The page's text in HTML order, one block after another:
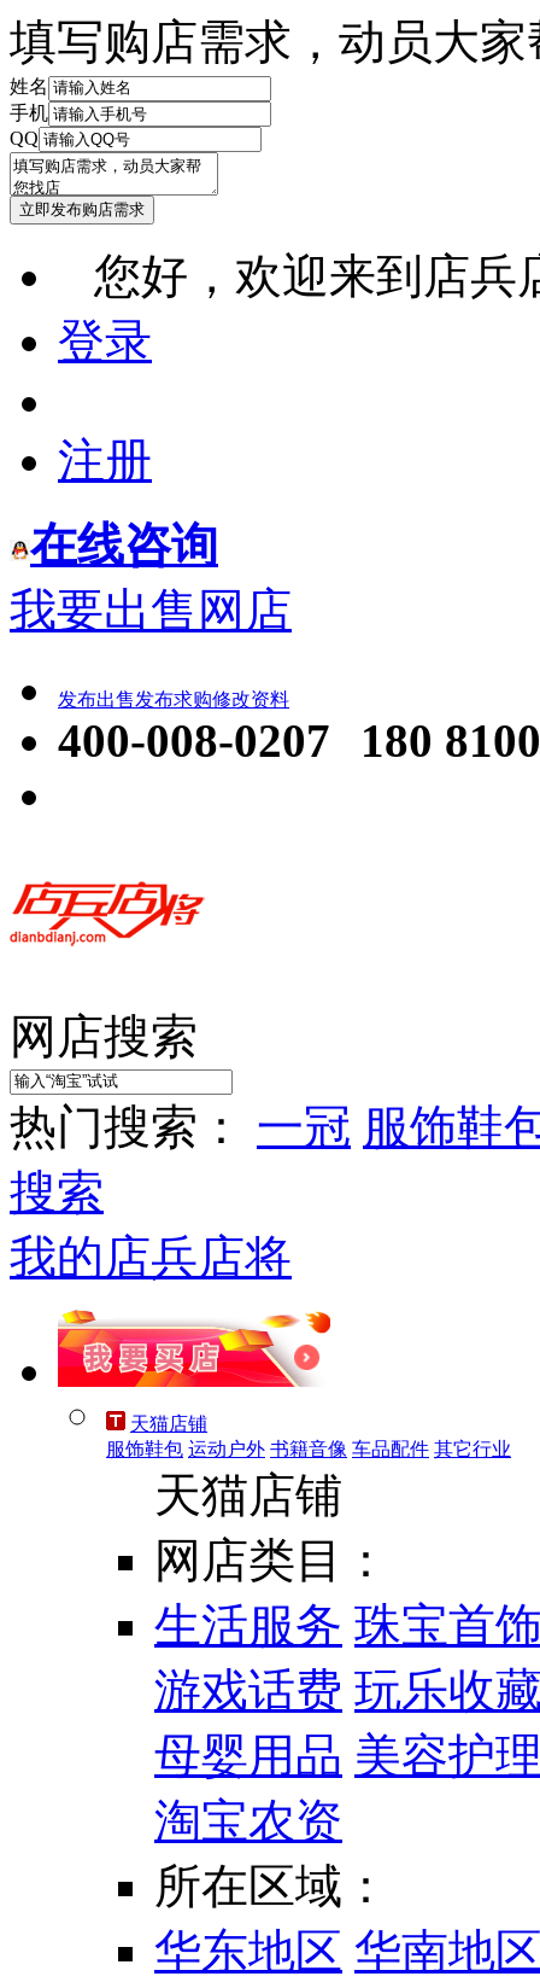
填写购店需求，动员大
姓名
手机
QQ
您好，欢迎来到店兵
登录
注册
在线咨询
我要出售网店
发布出售发布求购修改资料
400-008-0207 180
网店搜索
热门搜索： 一冠 服饰鞋
搜索
我的店兵店将
天猫店铺
服饰鞋包 运动户外 书籍音像 车品配件 其它行业
天猫店铺
网店类目：
生活服务 珠宝首
游戏话费 玩乐收
母婴用品 美容护
淘宝农资
所在区域：
华东地区 华南地